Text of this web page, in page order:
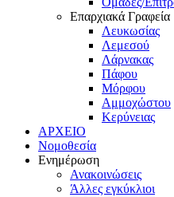
Επαρχιακά Γραφεία
Λευκωσίας
Λεμεσού
Λάρνακας
Πάφου
Μόρφου
Αμμοχώστου
Κερύνειας
ΑΡΧΕΙΟ
Νομοθεσία
Ενημέρωση
Ανακοινώσεις
Άλλες εγκύκλιοι